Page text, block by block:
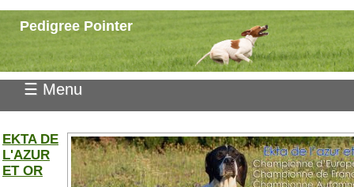
Pedigree Pointer
☰ Menu
EKTA DE
L'AZUR
ET OR